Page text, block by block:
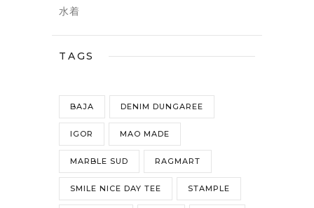
水着
TAGS
BAJA DENIM DUNGAREE
IGOR MAO MADE
MARBLE SUD RAGMART
SMILE NICE DAY TEE STAMPLE